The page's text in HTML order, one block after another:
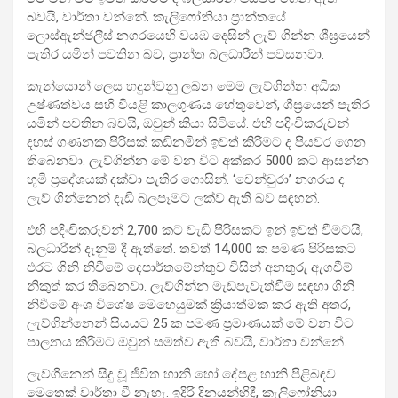
බවයි, වාර්තා වන්නේ. කැලිෆෝනියා ප්‍රාන්තයේ
ලොස්ඇන්ජලීස් නගරයෙහි වයඹ දෙසින් ලැව් ගින්න ශීඝ්‍රයෙන්
පැතිර යමින් පවතින බව, ප්‍රාන්ත බලධාරීන් පවසනවා.
කැන්යොන් ලෙස හදුන්වනු ලබන මෙම ලැව්ගින්න අධික
උෂ්ණත්වය සහි වියළි කාලගුණය හේතුවෙන්, ශීඝ්‍රයෙන් පැතිර
යමින් පවතින බවයි, ඔවුන් කියා සිටියේ. එහි පදිංචිකරුවන්
දහස් ගණනක පිරිසක් කඩිනමින් ඉවත් කිරීමට ද පියවර ගෙන
තිබෙනවා. ලැව්ගින්න මේ වන විට අක්කර 5000 කට ආසන්න
භූමි ප්‍රදේශයක් දක්වා පැතිර ගොසින්. ‘වෙන්චුරා’ නගරය ද
ලැව් ගින්නෙන් දැඩි බලපෑමට ලක්ව ඇති බව සඳහන්.
එහි පදිංචිකරුවන් 2,700 කට වැඩි පිරිසකට ඉන් ඉවත් වීමටයි,
බලධාරීන් දැනුම් දී ඇත්තේ. තවත් 14,000 ක පමණ පිරිසකට
එරට ගිනි නිවීමේ දෙපාර්තමේන්තුව විසින් අනතුරු ඇගවීම්
නිකුත් කර තිබෙනවා. ලැව්ගින්න ‍මැඩපැවැත්වීම සඳහා ගිනි
නිවීමේ අංශ විශේෂ මෙහෙයුමක් ක්‍රියාත්මක කර ඇති අතර,
ලැව්ගින්නෙන් සියයට 25 ක පමණ ප්‍රමාණයක් මේ වන විට
පාලනය කිරීමට ඔවුන් සමත්ව ඇති බවයි, වාර්තා වන්නේ.
ලැව්ගිනෙන් සිදු වූ ජීවිත හානි‍ හෝ දේපළ හානි පිළිබඳව
මෙතෙක් වාර්තා වී නැහැ. ඉදිරි දිනයන්හිදී, කැලිෆෝනියා